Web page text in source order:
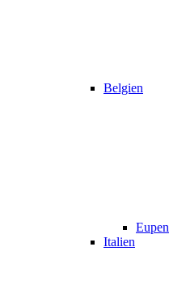
Belgien
Eupen
Italien